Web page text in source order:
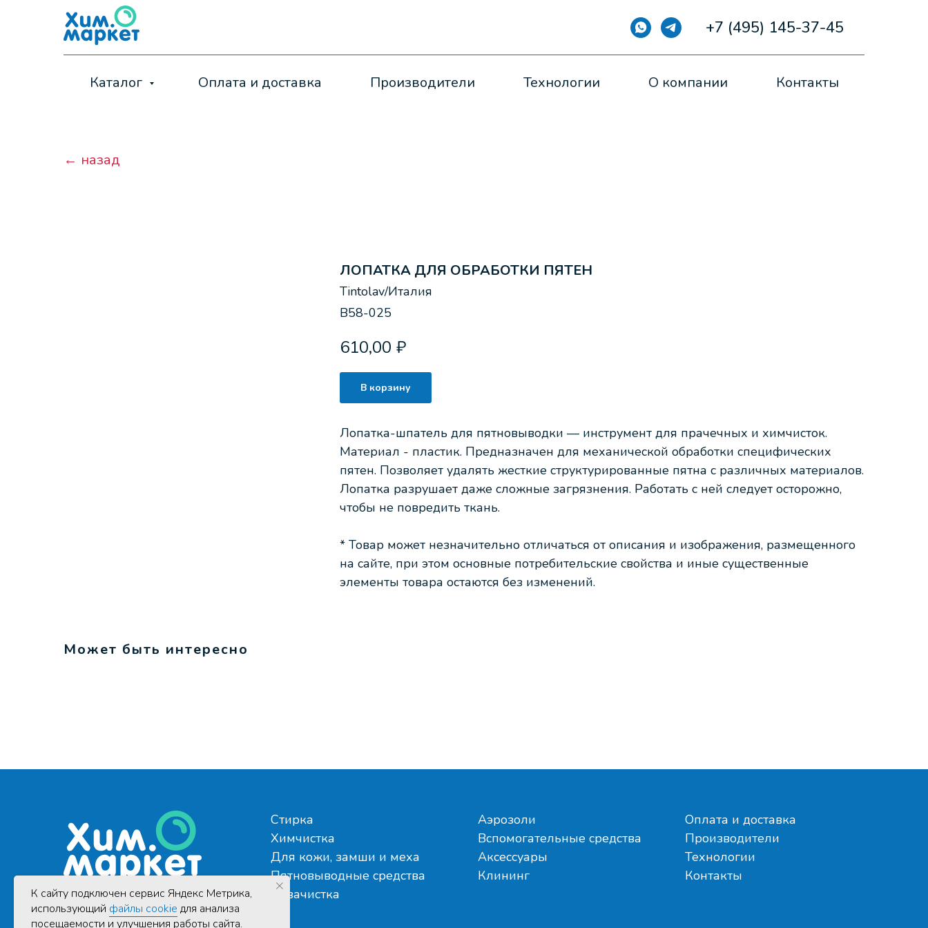
+7 (495) 145-37-45
Каталог Оплата и доставка Производители Технологии О компании Контакты
← назад
ЛОПАТКА ДЛЯ ОБРАБОТКИ ПЯТЕН
Tintolav/Италия
B58-025
610,00 ₽
В корзину
Лопатка-шпатель для пятновыводки — инструмент для прачечных и химчисток.
Материал - пластик. Предназначен для механической обработки специфических
пятен. Позволяет удалять жесткие структурированные пятна с различных материалов.
Лопатка разрушает даже сложные загрязнения. Работать с ней следует осторожно,
чтобы не повредить ткань.
* Товар может незначительно отличаться от описания и изображения, размещенного
на сайте, при этом основные потребительские свойства и иные существенные
элементы товара остаются без изменений.
Может быть интересно
Стирка
Химчистка
Для кожи, замши и меха
Пятновыводные средства
Аквачистка
Аэрозоли
Вспомогательные средства
Аксессуары
Клининг
Оплата и доставка
Производители
Технологии
Контакты
К cайту подключен сервис Яндекс Метрика,
использующий файлы cookie для анализа
посещаемости и улучшения работы сайта.